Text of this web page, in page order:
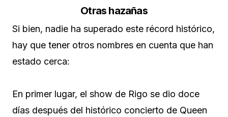
Otras hazañas
Si bien, nadie ha superado este récord histórico,
hay que tener otros nombres en cuenta que han
estado cerca:
En primer lugar, el show de Rigo se dio doce
días después del histórico concierto de Queen